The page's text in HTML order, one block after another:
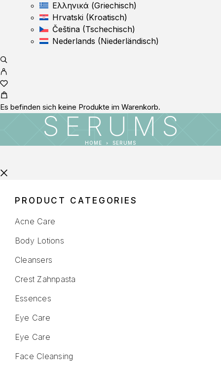
Ελληνικά (Griechisch)
Hrvatski (Kroatisch)
Čeština (Tschechisch)
Nederlands (Niederländisch)
Es befinden sich keine Produkte im Warenkorb.
SERUMS
HOME SERUMS
PRODUCT CATEGORIES
Acne Care
Body Lotions
Cleansers
Crest Zahnpasta
Essences
Eye Care
Eye Care
Face Cleansing